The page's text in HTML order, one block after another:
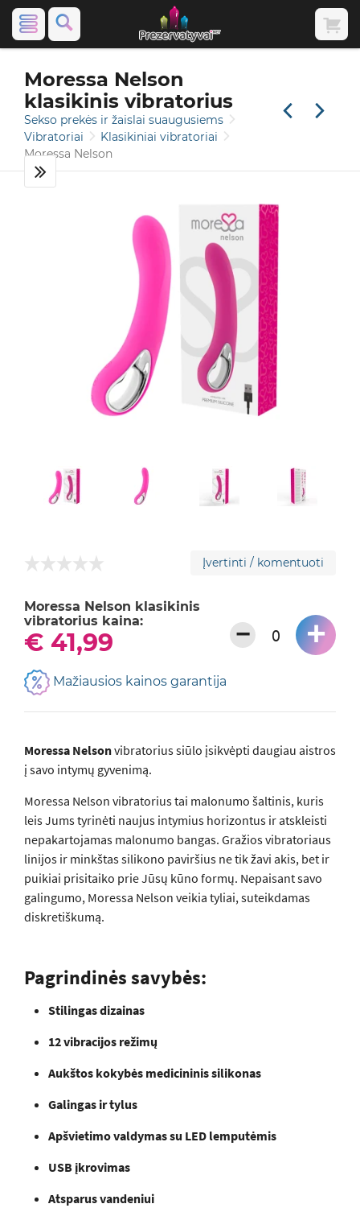
Moressa Nelson
klasikinis vibratorius
Sekso prekės ir žaislai suaugusiems
Vibratoriai
Klasikiniai vibratoriai
Moressa Nelson
Įvertinti / komentuoti
Moressa Nelson klasikinis
vibratorius kaina:
€ 41,99 − +
Mažiausios kainos garantija
Moressa Nelsonvibratorius siūlo įsikvėpti daugiau aistros
į savo intymų gyvenimą.
Moressa Nelson vibratorius tai malonumo šaltinis, kuris
leis Jums tyrinėti naujus intymius horizontus ir atskleisti
nepakartojamas malonumo bangas. Gražios vibratoriaus
linijos ir minkštas silikono paviršius ne tik žavi akis, bet ir
puikiai prisitaiko prie Jūsų kūno formų. Nepaisant savo
galingumo, Moressa Nelson veikia tyliai, suteikdamas
diskretiškumą.
Pagrindinės savybės:
Stilingas dizainas
12 vibracijos režimų
Aukštos kokybės medicininis silikonas
Galingas ir tylus
Apšvietimo valdymas su LED lemputėmis
USB įkrovimas
Atsparus vandeniui